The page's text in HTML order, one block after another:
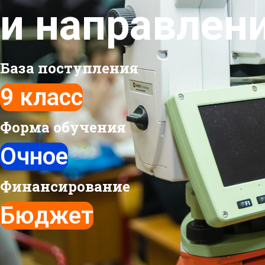
и
База поступления
9 класс
Форма обучения
Очное
Финансирование
Бюджет